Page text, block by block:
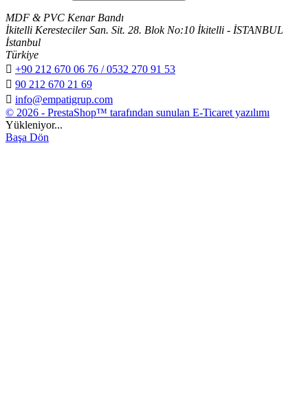
MDF & PVC Kenar Bandı
İkitelli Keresteciler San. Sit. 28. Blok No:10 İkitelli - İSTANBUL
İstanbul
Türkiye
 +90 212 670 06 76 / 0532 270 91 53
 90 212 670 21 69
 info@empatigrup.com
© 2026 - PrestaShop™ tarafından sunulan E-Ticaret yazılımı
Yükleniyor...
Başa Dön